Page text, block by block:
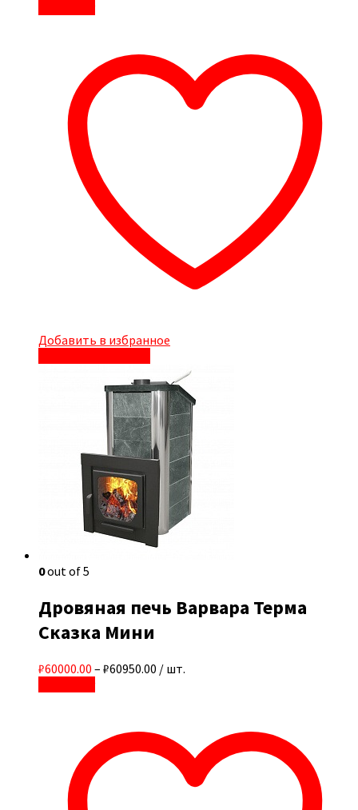
Добавить в избранное
0out of 5
Дровяная печь Варвара Терма
Сказка Мини
₽60000.00 – ₽60950.00 / шт.